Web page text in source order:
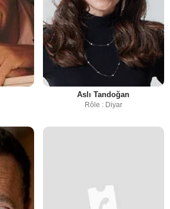
Aslı Tandoğan
Rôle : Diyar